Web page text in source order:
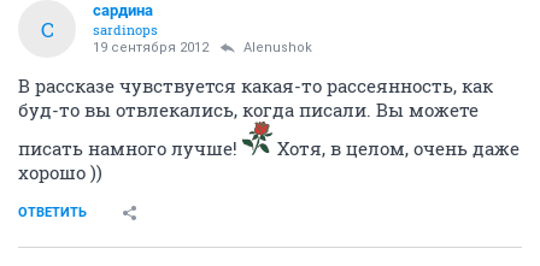
С
сардина
sardinops
19 сентября 2012 Alenushok
В рассказе чувствуется какая-то рассеянность, как
буд-то вы отвлекались, когда писали. Вы можете
писать намного лучше!
Хотя, в целом, очень даже
хорошо ))
ОТВЕТИТЬ